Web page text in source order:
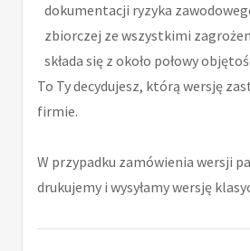
dokumentacji ryzyka
zbiorczej ze wszystkimi
składa się z około połowy
To Ty decydujesz, którą wersję
firmie.
W przypadku zamówienia wersji
drukujemy i wysyłamy wersję